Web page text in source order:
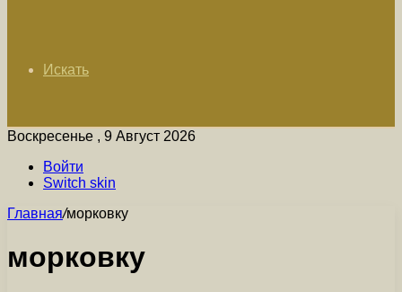
Искать
Воскресенье , 9 Август 2026
Войти
Switch skin
Главная/морковку
морковку